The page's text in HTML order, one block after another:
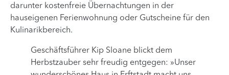
darunter kostenfreie Übernachtungen in der
hauseigenen Ferienwohnung oder Gutscheine für den
Kulinarikbereich.
Geschäftsführer Kip Sloane blickt dem
Herbstzauber sehr freudig entgegen: »Unser